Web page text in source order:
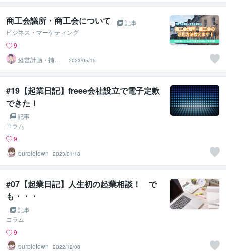
商工会議所・商工会について
記事
ビジネス・マーケティング
9
経営計画・補助
金相談所
2023/05/15
#19【起業日記】freee会社設立で電子定款
できた！
記事
コラム
9
purpletown
2023/01/18
#07【起業日記】人生初の起業相談！ で
も・・・
記事
コラム
9
purpletown
2022/12/08